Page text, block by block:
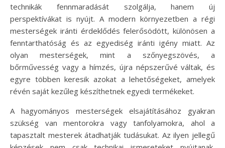
technikák fennmaradását szolgálja, hanem új
perspektívákat is nyújt. A modern környezetben a régi
mesterségek iránti érdeklődés felerősödött, különösen a
fenntarthatóság és az egyediség iránti igény miatt. Az
olyan mesterségek, mint a szőnyegszövés, a
bőrművesség vagy a hímzés, újra népszerűvé váltak, és
egyre többen keresik azokat a lehetőségeket, amelyek
révén saját kezűleg készíthetnek egyedi termékeket.
A hagyományos mesterségek elsajátításához gyakran
szükség van mentorokra vagy tanfolyamokra, ahol a
tapasztalt mesterek átadhatják tudásukat. Az ilyen jellegű